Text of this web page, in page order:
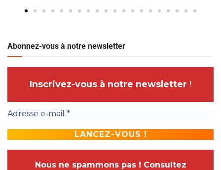
Abonnez-vous à notre newsletter
Inscrivez-vous à notre newsletter !
Nous ne spammons pas ! Consultez